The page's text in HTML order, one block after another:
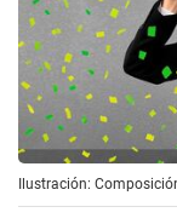
Ilustración: